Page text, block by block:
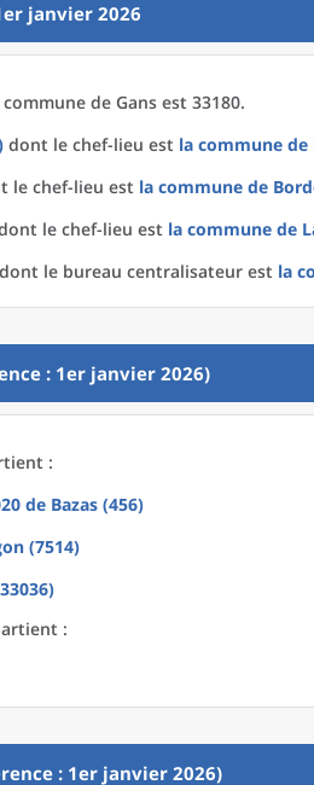
janvier 2026
commune de Gans est 33180.
dont le chef-lieu est la commune de
le chef-lieu est la commune de
le chef-lieu est la commune de
dont le bureau centralisateur est la
: 1er janvier 2026)
:
de Bazas (456)
(7514)
:
: 1er janvier 2026)